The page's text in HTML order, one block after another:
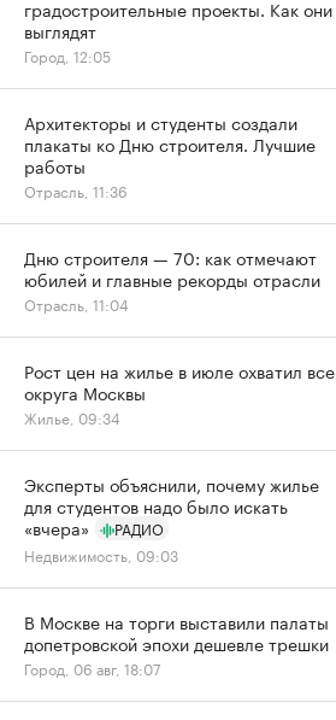
градостроительные проекты. Как они
выглядят
Город, 12:05
Архитекторы и студенты создали
плакаты ко Дню строителя. Лучшие
работы
Отрасль, 11:36
Дню строителя — 70: как отмечают
юбилей и главные рекорды отрасли
Отрасль, 11:04
Рост цен на жилье в июле охватил все
округа Москвы
Жилье, 09:34
Эксперты объяснили, почему жилье
для студентов надо было искать
«вчера»
РАДИО
Недвижимость, 09:03
В Москве на торги выставили палаты
допетровской эпохи дешевле трешки
Город, 06 авг, 18:07